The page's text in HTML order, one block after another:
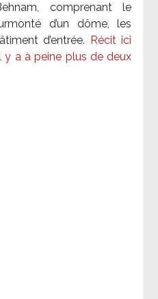
comprenant le
d’un dôme, les
d’entrée. Récit ici
y a à peine plus de deux